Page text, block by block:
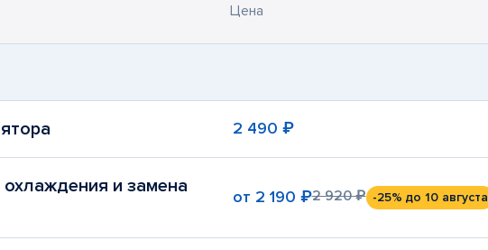
Цена
2 490 ₽
и замена
от 2 190 ₽2 920 ₽ -25% до 10 августа